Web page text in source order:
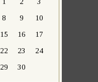
8 9 10
15 16 17
22 23 24
29 30